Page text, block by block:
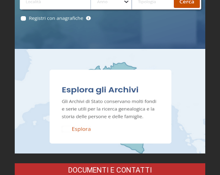
DOCUMENTI E CONTATTI